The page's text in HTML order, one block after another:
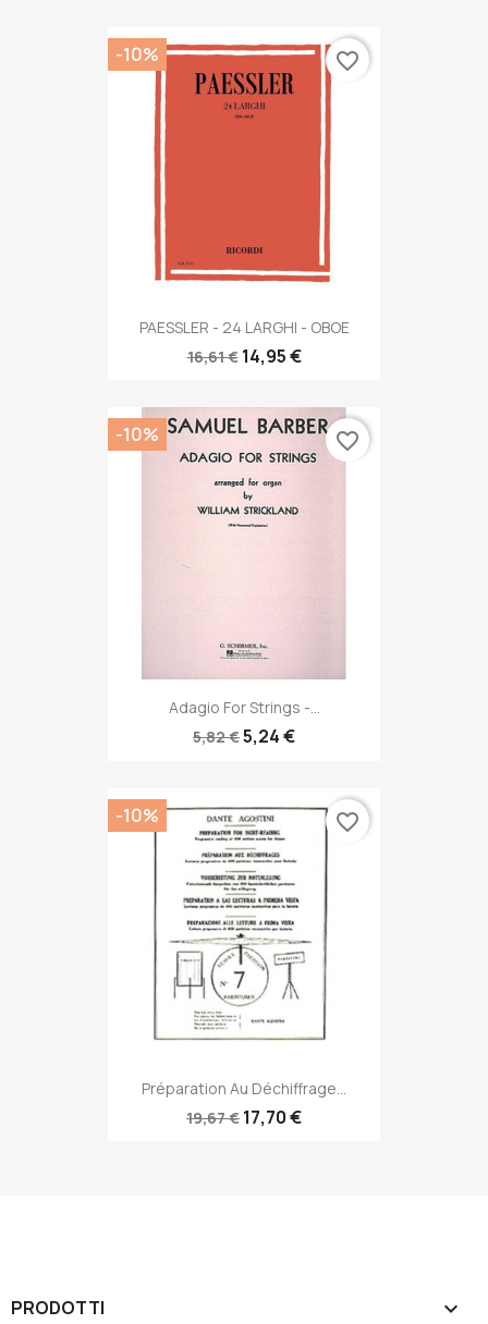
PAESSLER - 24 LARGHI - OBOE
16,61 € 14,95 €
-10% favorite_border
Adagio For Strings -...
5,82 €5,24 €
-10% favorite_border
Préparation Au Déchiffrage...
19,67 € 17,70 €
-10% favorite_border
PRODOTTI 